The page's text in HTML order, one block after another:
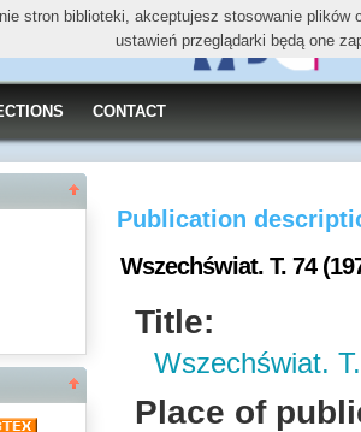
CONTACT
Publication
Wszechświat. T. 74
Title:
Wszechświat.
Place of
stron biblioteki, akceptujesz stosowanie
ustawień przeglądarki będą one